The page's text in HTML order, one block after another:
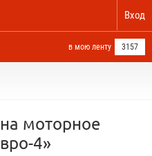
Вход
в мою ленту 3157
моторное
4»